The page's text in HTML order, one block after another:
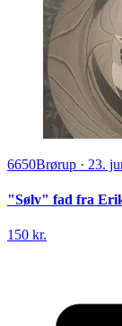
6650Brørup · 23.
"Sølv" fad fra
150 kr.